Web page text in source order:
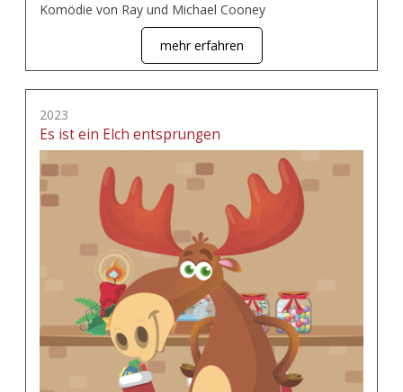
Komödie von Ray und Michael Cooney
mehr erfahren
2023
Es ist ein Elch entsprungen